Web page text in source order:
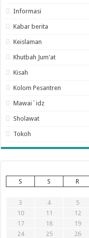
Informasi
Kabar berita
Keislaman
Khutbah Jum'at
Kisah
Kolom Pesantren
Mawai`idz
Sholawat
Tokoh
S
S R
3
4 5
10
11 12
17
18 19
24
25 26